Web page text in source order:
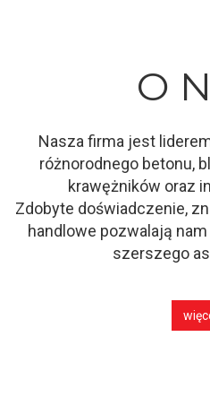
O
Nasza firma jest
różnorodnego betonu,
krawężników oraz
Zdobyte doświadczenie,
handlowe pozwalają
szerszego